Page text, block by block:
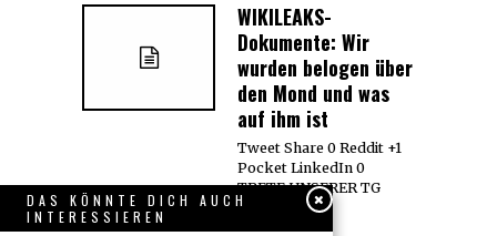
WIKILEAKS-
Dokumente: Wir
wurden belogen über
den Mond und was
auf ihm ist
Tweet Share 0 Reddit +1
Pocket LinkedIn 0
TRETE UNSERER TG
GRUPPE
DAS KÖNNTE DICH AUCH
INTERESSIEREN